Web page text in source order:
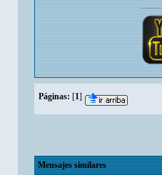
Páginas: [1]
Mensajes similares